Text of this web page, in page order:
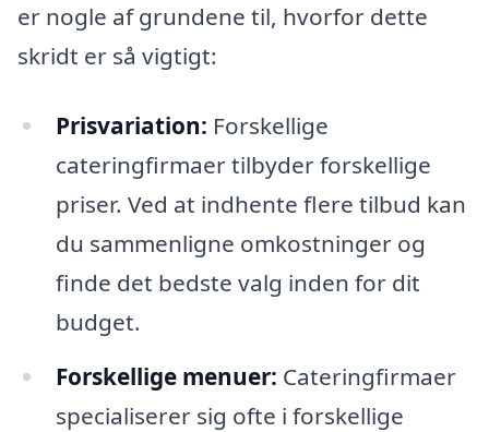
er nogle af grundene til, hvorfor dette
skridt er så vigtigt:
Prisvariation: Forskellige
cateringfirmaer tilbyder forskellige
priser. Ved at indhente flere tilbud kan
du sammenligne omkostninger og
finde det bedste valg inden for dit
budget.
Forskellige menuer: Cateringfirmaer
specialiserer sig ofte i forskellige